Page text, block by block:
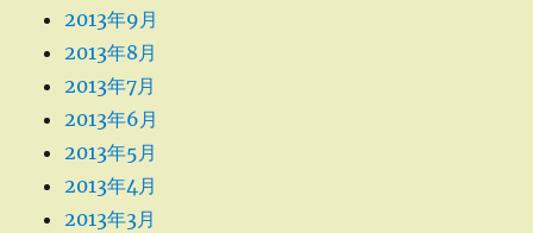
2013年9月
2013年8月
2013年7月
2013年6月
2013年5月
2013年4月
2013年3月